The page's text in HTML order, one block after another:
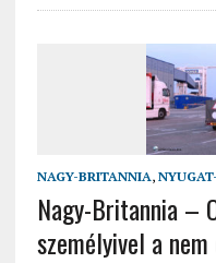
NAGY-BRITANNIA,
Nagy-Britannia –
személyivel a